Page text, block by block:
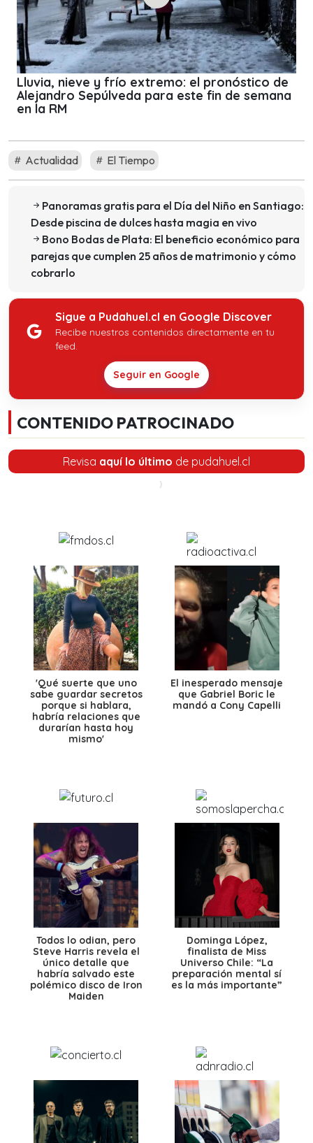
Lluvia, nieve y frío extremo: el pronóstico de
Alejandro Sepúlveda para este fin de semana
en la RM
Actualidad El Tiempo
Panoramas gratis para el Día del Niño en Santiago:
Desde piscina de dulces hasta magia en vivo
Bono Bodas de Plata: El beneficio económico para
parejas que cumplen 25 años de matrimonio y cómo
cobrarlo
Sigue a Pudahuel.cl en Google Discover
Recibe nuestros contenidos directamente en tu
feed.
Seguir en Google
CONTENIDO PATROCINADO
Revisa aquí lo último de pudahuel.cl
'Qué suerte que uno
sabe guardar secretos
porque si hablara,
habría relaciones que
durarían hasta hoy
mismo'
El inesperado mensaje
que Gabriel Boric le
mandó a Cony Capelli
Todos lo odian, pero
Steve Harris revela el
único detalle que
habría salvado este
polémico disco de Iron
Maiden
Dominga López,
finalista de Miss
Universo Chile: “La
preparación mental sí
es la más importante”